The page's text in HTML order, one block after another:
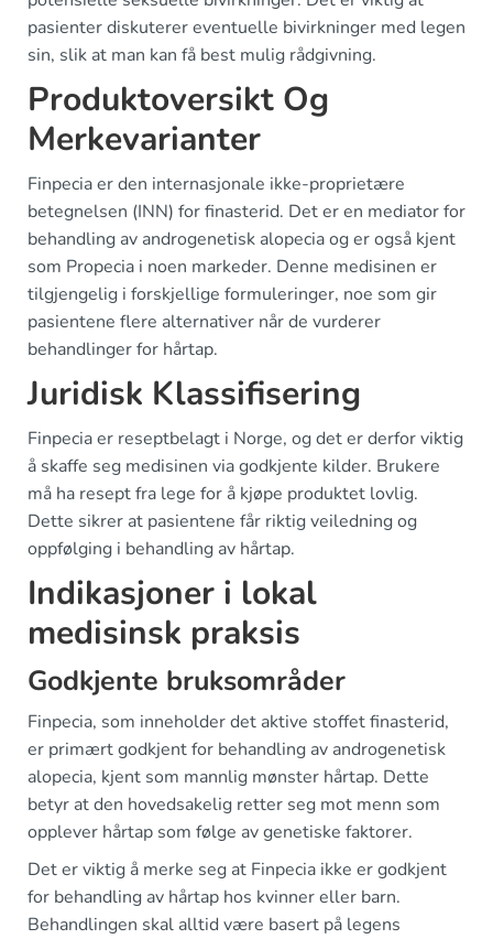
pasienter diskuterer eventuelle bivirkninger med legen
sin, slik at man kan få best mulig rådgivning.
Produktoversikt Og
Merkevarianter
Finpecia er den internasjonale ikke-proprietære
betegnelsen (INN) for finasterid. Det er en mediator for
behandling av androgenetisk alopecia og er også kjent
som Propecia i noen markeder. Denne medisinen er
tilgjengelig i forskjellige formuleringer, noe som gir
pasientene flere alternativer når de vurderer
behandlinger for hårtap.
Juridisk Klassifisering
Finpecia er reseptbelagt i Norge, og det er derfor viktig
å skaffe seg medisinen via godkjente kilder. Brukere
må ha resept fra lege for å kjøpe produktet lovlig.
Dette sikrer at pasientene får riktig veiledning og
oppfølging i behandling av hårtap.
Indikasjoner i lokal
medisinsk praksis
Godkjente bruksområder
Finpecia, som inneholder det aktive stoffet finasterid,
er primært godkjent for behandling av androgenetisk
alopecia, kjent som mannlig mønster hårtap. Dette
betyr at den hovedsakelig retter seg mot menn som
opplever hårtap som følge av genetiske faktorer.
Det er viktig å merke seg at Finpecia ikke er godkjent
for behandling av hårtap hos kvinner eller barn.
Behandlingen skal alltid være basert på legens